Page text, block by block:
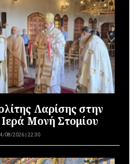
Λαρίσης στην
Μονή Στομίου
08/2026 | 22:30